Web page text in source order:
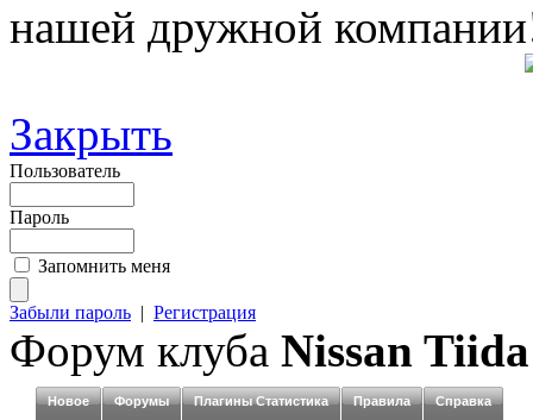
нашей дружной
Закрыть
Пользователь
Пароль
Запомнить меня
Забыли пароль | Регистрация
Форум клуба Nissan Tiida
Новое Форумы Плагины Статистика Правила Справка